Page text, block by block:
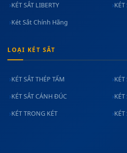
KÉT SẮT LIBERTY KÉT
Két Sắt Chính Hãng
LOẠI KÉT SẮT
KÉT SẮT THÉP TẤM
KÉT SẮT CÁNH ĐÚC
KÉT TRONG KÉT